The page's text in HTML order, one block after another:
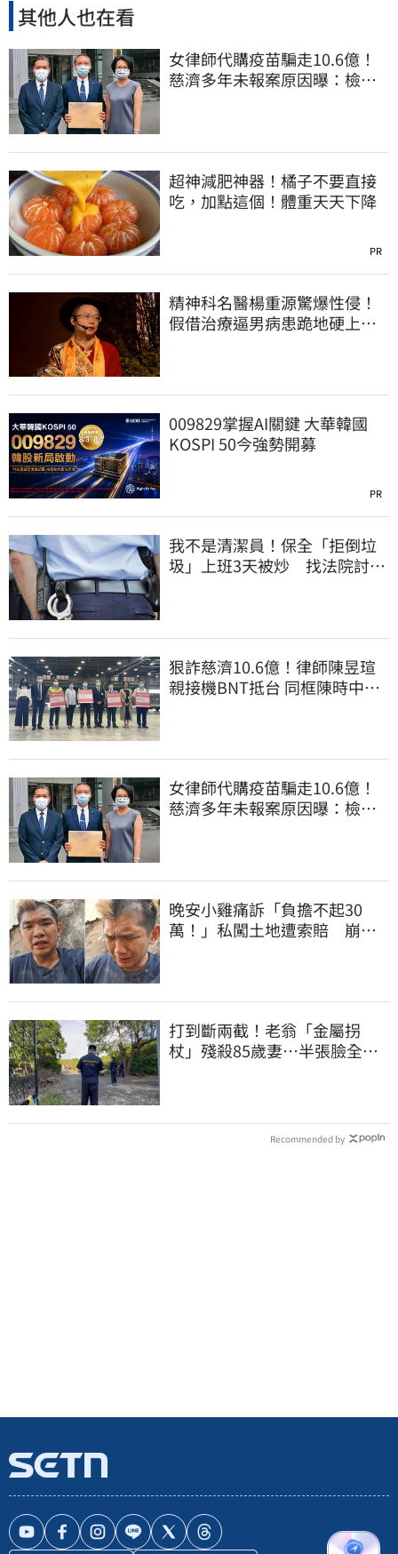
其他人也在看
女律師代購疫苗騙走10.6億！
慈濟多年未報案原因曝：檢警
超神減肥神器！橘子不要直接
吃，加點這個！體重天天下降
PR
精神科名醫楊重源驚爆性侵！
假借治療逼男病患跪地硬上…
009829掌握AI關鍵 大華韓國
KOSPI 50今強勢開募
PR
我不是清潔員！保全「拒倒垃
圾」上班3天被炒 找法院討公
狠詐慈濟10.6億！律師陳昱瑄
親接機BNT抵台 同框陳時中、
女律師代購疫苗騙走10.6億！
慈濟多年未報案原因曝：檢警
晚安小雞痛訴「負擔不起30
萬！」私闖土地遭索賠 崩
打到斷兩截！老翁「金屬拐
杖」殘殺85歲妻…半張臉全
Recommended by